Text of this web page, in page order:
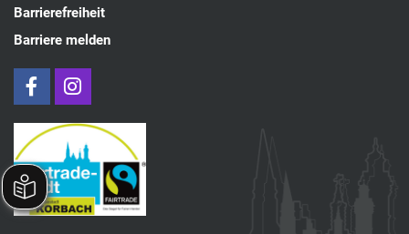
Barrierefreiheit
Barriere melden